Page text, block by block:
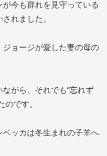
今も群れを見守っている
れました。
ョージが愛した妻の母の
がら、それでも“忘れず
のです。
ッカは冬生まれの子羊へ